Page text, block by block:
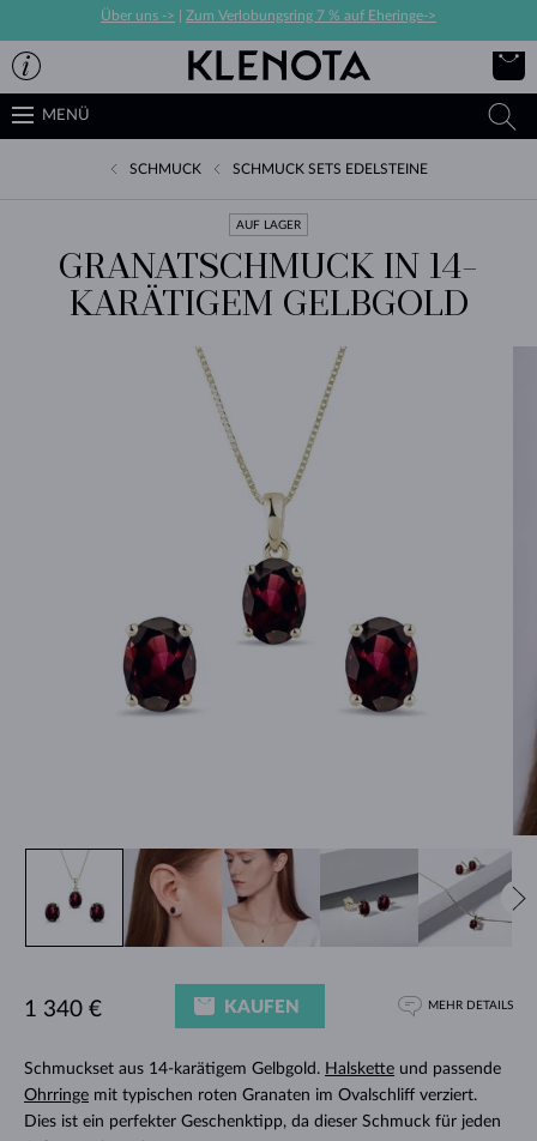
Über uns -> Zum Verlobungsring 7 % auf Eheringe->
MENÜ
SCHMUCK SCHMUCK SETS EDELSTEINE
AUF LAGER
GRANATSCHMUCK IN 14-
KARÄTIGEM GELBGOLD
Schmuckset aus 14-karätigem Gelbgold. Halsketteund passende
Ohrringemit typischen roten Granaten im Ovalschliff verziert.
Dies ist ein perfekter Geschenktipp, da dieser Schmuck für jeden
1 340 € KAUFEN MEHR DETAILS